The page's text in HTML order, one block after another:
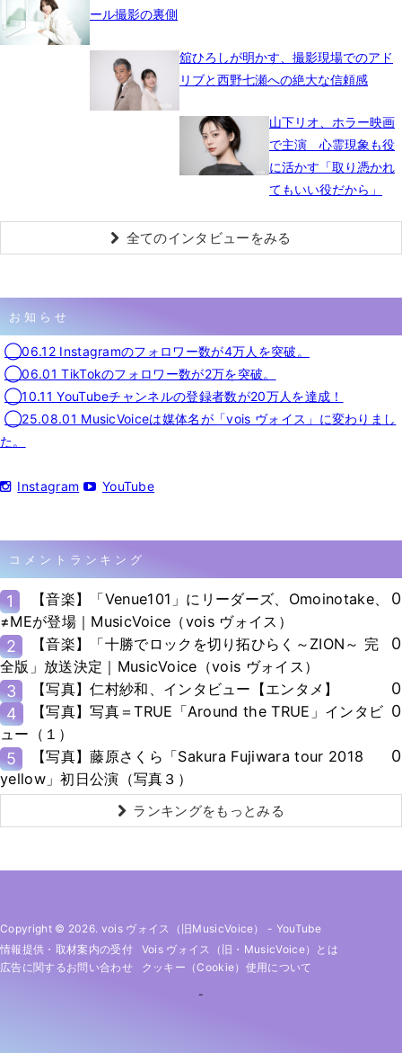
ール撮影の裏側
舘ひろしが明かす、撮影現場でのアド
リブと西野七瀬への絶大な信頼感
山下リオ、ホラー映画
で主演 心霊現象も役
に活かす「取り憑かれ
てもいい役だから」
全てのインタビューをみる
お知らせ
◯06.12 Instagramのフォロワー数が4万人を突破。
◯06.01 TikTokのフォロワー数が2万を突破。
◯10.11 YouTubeチャンネルの登録者数が20万人を達成！
◯25.08.01 MusicVoiceは媒体名が「vois ヴォイス」に変わりまし
た。
Instagram YouTube
コメントランキング
1
【音楽】「Venue101」にリーダーズ、Omoinotake、
≠MEが登場｜MusicVoice（vois ヴォイス）
0
2
【音楽】「十勝でロックを切り拓ひらく～ZION～ 完
全版」放送決定｜MusicVoice（vois ヴォイス）
0
3 【写真】仁村紗和、インタビュー【エンタメ】
0
4
【写真】写真＝TRUE「Around the TRUE」インタビ
ュー（１）
0
5
【写真】藤原さくら「Sakura Fujiwara tour 2018
yellow」初日公演（写真３）
0
ランキングをもっとみる
Copyright © 2026. vois ヴォイス（旧MusicVoice） - YouTube
情報提供・取材案内の受付
Vois ヴォイス（旧・MusicVoice）とは
広告に関するお問い合わせ
クッキー（cookie）使用について
-